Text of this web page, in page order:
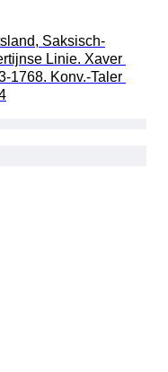
Saksisch-
Linie. Xaver
1768. Konv.-Taler